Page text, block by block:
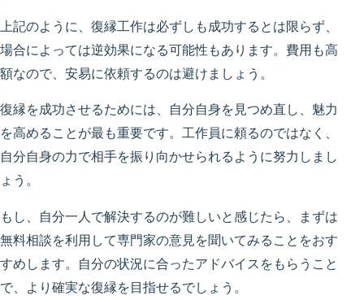
上記のように、復縁工作は必ずしも成功するとは限らず、
場合によっては逆効果になる可能性もあります。費用も高
額なので、安易に依頼するのは避けましょう。
復縁を成功させるためには、自分自身を見つめ直し、魅力
を高めることが最も重要です。工作員に頼るのではなく、
自分自身の力で相手を振り向かせられるように努力しまし
ょう。
もし、自分一人で解決するのが難しいと感じたら、まずは
無料相談を利用して専門家の意見を聞いてみることをおす
すめします。自分の状況に合ったアドバイスをもらうこと
で、より確実な復縁を目指せるでしょう。